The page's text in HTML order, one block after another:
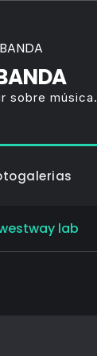
sobre música.
lab